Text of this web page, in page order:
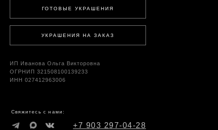
УКРАШЕНИЯ НА ЗАКАЗ
ГОТОВЫЕ УКРАШЕНИЯ
+7 903 297-04-28
Свяжитесь с нами:
ИП Иванова Ольга Викторовна
ОГРНИП 321508100139233
ИНН 027412963006